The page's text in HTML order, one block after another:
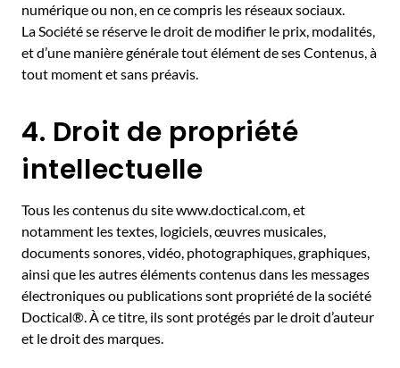
numérique ou non, en ce compris les réseaux sociaux.
La Société se réserve le droit de modifier le prix, modalités,
et d’une manière générale tout élément de ses Contenus, à
tout moment et sans préavis.
4. Droit de propriété
intellectuelle
Tous les contenus du site www.doctical.com, et
notamment les textes, logiciels, œuvres musicales,
documents sonores, vidéo, photographiques, graphiques,
ainsi que les autres éléments contenus dans les messages
électroniques ou publications sont propriété de la société
Doctical®. À ce titre, ils sont protégés par le droit d’auteur
et le droit des marques.